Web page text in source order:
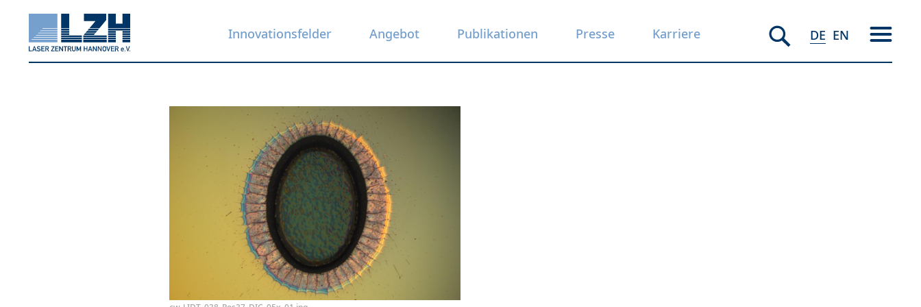
Innovationsfelder Angebot Publikationen Presse Karriere DE EN